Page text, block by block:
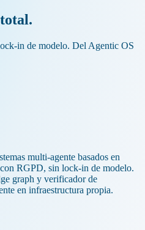
in de modelo. Del Agentic OS
multi-agente basados en
RGPD, sin lock-in de modelo.
graph y verificador de
en infraestructura propia.